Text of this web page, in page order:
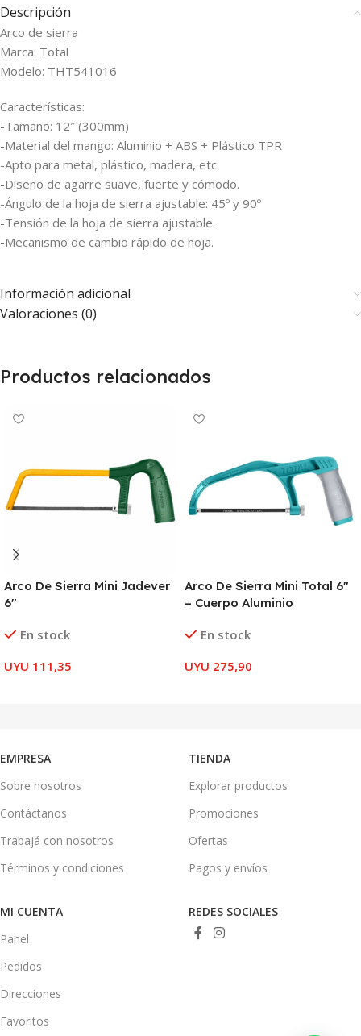
Descripción
Arco de sierra
Marca: Total
Modelo: THT541016
Características:
-Tamaño: 12″ (300mm)
-Material del mango: Aluminio + ABS + Plástico TPR
-Apto para metal, plástico, madera, etc.
-Diseño de agarre suave, fuerte y cómodo.
-Ángulo de la hoja de sierra ajustable: 45º y 90º
-Tensión de la hoja de sierra ajustable.
-Mecanismo de cambio rápido de hoja.
Información adicional
Valoraciones (0)
Productos relacionados
Arco De Sierra Mini Jadever
6″
En stock
UYU 111,35
Arco De Sierra Mini Total 6″
– Cuerpo Aluminio
En stock
UYU 275,90
EMPRESA
Sobre nosotros
Contáctanos
Trabajá con nosotros
Términos y condiciones
TIENDA
Explorar productos
Promociones
Ofertas
Pagos y envíos
MI CUENTA
Panel
Pedidos
Direcciones
Favoritos
REDES SOCIALES